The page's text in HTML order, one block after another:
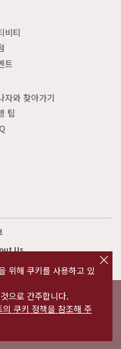
비티
트
자와 찾아가기
팁
Us
Association.
is held by the Association.
contents of the Website
위해 쿠키를 사용하고 있
으로 간주합니다.
쿠키 정책을 참조해 주
o
s